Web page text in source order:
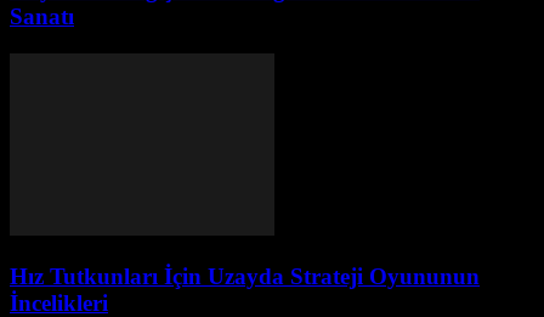
Sanatı
Hız Tutkunları İçin Uzayda Strateji Oyununun
İncelikleri